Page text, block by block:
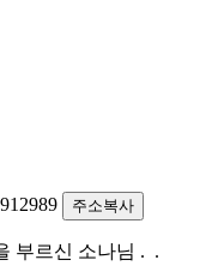
주소복사
부르신 소나님 . .